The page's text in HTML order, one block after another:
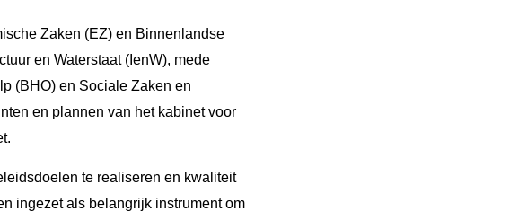
Zaken (EZ) en Binnenlandse
en Waterstaat (IenW), mede
(BHO) en Sociale Zaken en
en plannen van het kabinet voor
te realiseren en kwaliteit
ingezet als belangrijk instrument om